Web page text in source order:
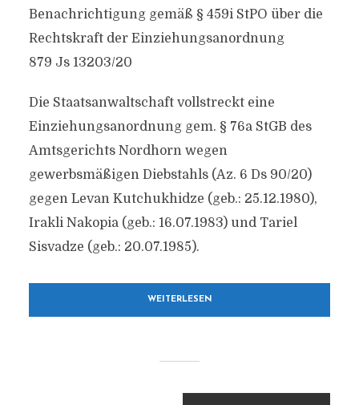
Benachrichtigung gemäß § 459i StPO über die
Rechtskraft der Einziehungsanordnung
879 Js 13203/20
Die Staatsanwaltschaft vollstreckt eine
Einziehungsanordnung gem. § 76a StGB des
Amtsgerichts Nordhorn wegen
gewerbsmäßigen Diebstahls (Az. 6 Ds 90/20)
gegen Levan Kutchukhidze (geb.: 25.12.1980),
Irakli Nakopia (geb.: 16.07.1983) und Tariel
Sisvadze (geb.: 20.07.1985).
WEITERLESEN